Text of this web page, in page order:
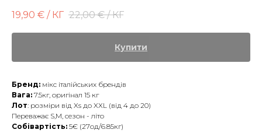
19,90 € / КГ 22,00 € / КГ
Купити
Бренд: мікс італійських брендів
Вага: 7.5кг, оригінал 15 кг
Лот: розміри від Xs до XXL (від 4 до 20)
Переважає S,M, сезон - літо
Собівартість: 5€ (27од/6.85кг)